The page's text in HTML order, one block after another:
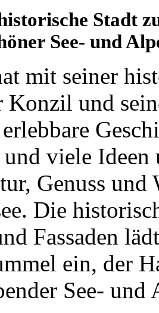
Stadt
See- und
mit seiner
Konzil und
und viele
Genuss und
Die
Fassaden
ein, der
See-